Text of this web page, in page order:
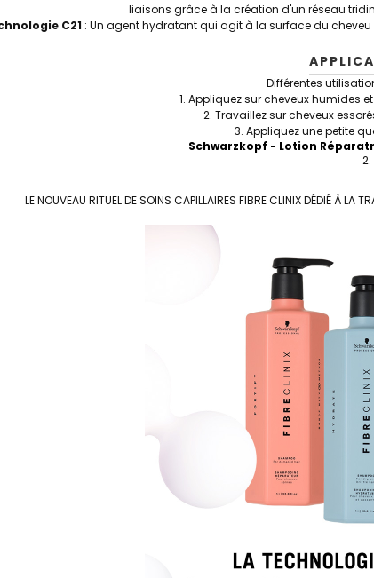
liaisons grâce à la création d'un réseau
C21 : Un agent hydratant qui agit à la surface du
Différentes
1. Appliquez sur cheveux humides
2. Travaillez sur cheveux
3. Appliquez une petite
Schwarzkopf - Lotion
LE NOUVEAU RITUEL DE SOINS CAPILLAIRES FIBRE CLINIX DÉDIÉ À LA